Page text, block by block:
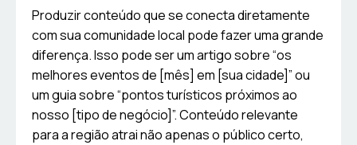
Produzir conteúdo que se conecta diretamente
com sua comunidade local pode fazer uma grande
diferença. Isso pode ser um artigo sobre “os
melhores eventos de [mês] em [sua cidade]” ou
um guia sobre “pontos turísticos próximos ao
nosso [tipo de negócio]”. Conteúdo relevante
para a região atrai não apenas o público certo,